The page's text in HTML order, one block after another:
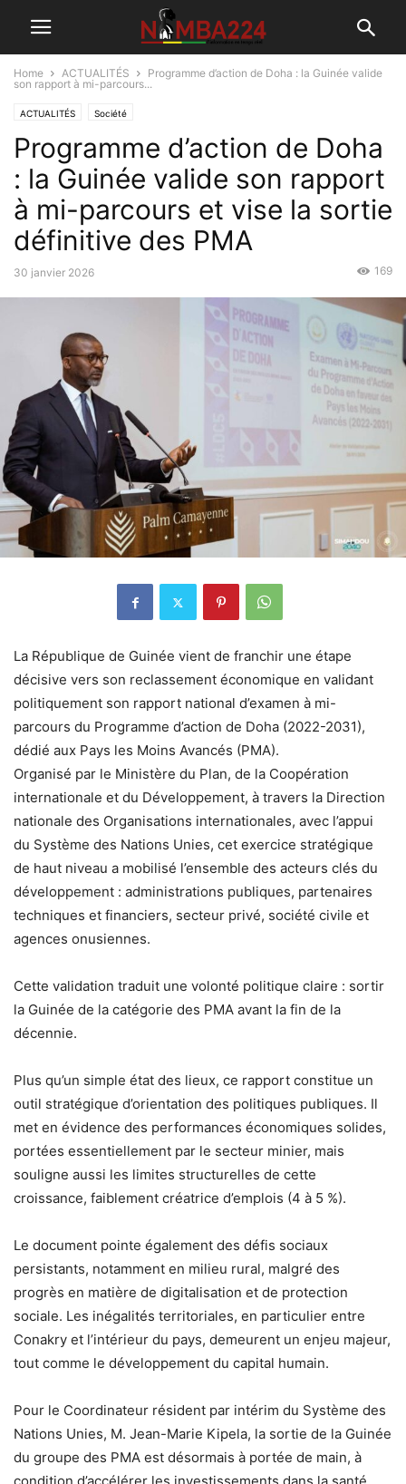
Home ACTUALITÉS
Programme d’action de Doha : la Guinée valide
son rapport à mi-parcours...
ACTUALITÉS Société
Programme d’action de Doha
: la Guinée valide son rapport
à mi-parcours et vise la sortie
définitive des PMA
30 janvier 2026 169
La République de Guinée vient de franchir une étape
décisive vers son reclassement économique en validant
politiquement son rapport national d’examen à mi-
parcours du Programme d’action de Doha (2022-2031),
dédié aux Pays les Moins Avancés (PMA).
Organisé par le Ministère du Plan, de la Coopération
internationale et du Développement, à travers la Direction
nationale des Organisations internationales, avec l’appui
du Système des Nations Unies, cet exercice stratégique
de haut niveau a mobilisé l’ensemble des acteurs clés du
développement : administrations publiques, partenaires
techniques et financiers, secteur privé, société civile et
agences onusiennes.
Cette validation traduit une volonté politique claire : sortir
la Guinée de la catégorie des PMA avant la fin de la
décennie.
Plus qu’un simple état des lieux, ce rapport constitue un
outil stratégique d’orientation des politiques publiques. Il
met en évidence des performances économiques solides,
portées essentiellement par le secteur minier, mais
souligne aussi les limites structurelles de cette
croissance, faiblement créatrice d’emplois (4 à 5 %).
Le document pointe également des défis sociaux
persistants, notamment en milieu rural, malgré des
progrès en matière de digitalisation et de protection
sociale. Les inégalités territoriales, en particulier entre
Conakry et l’intérieur du pays, demeurent un enjeu majeur,
tout comme le développement du capital humain.
Pour le Coordinateur résident par intérim du Système des
Nations Unies, M. Jean-Marie Kipela, la sortie de la Guinée
du groupe des PMA est désormais à portée de main, à